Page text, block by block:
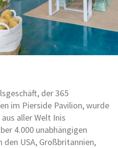
der 365
im Pierside Pavilion, wurde
aller Welt Inis
4.000 unabhängigen
den USA, Großbritannien,